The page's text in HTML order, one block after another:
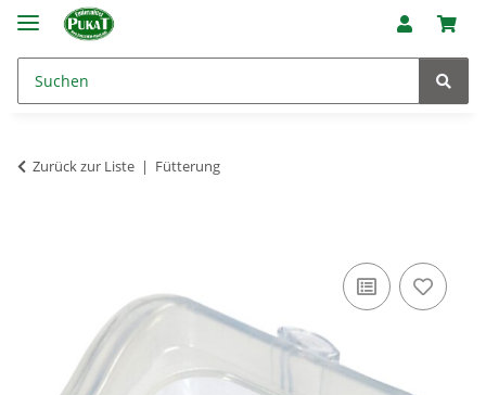
Zurück zur Liste Fütterung